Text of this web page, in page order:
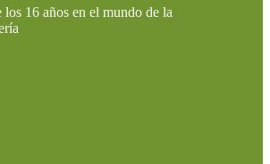
los 16 años en el mundo de la